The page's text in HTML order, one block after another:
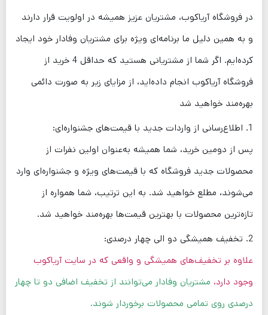
در فروشگاه آریاکوب، مشتریان عزیز همیشه در اولویت قرار دارند
و به همین دلیل ما برنامه‌ای ویژه برای مشتریان وفادار خود ایجاد
کرده‌ایم. اگر شما از مشتریانی هستید که حداقل 4 خرید از
فروشگاه آریاکوب انجام داده‌اید، از مزایای زیر به صورت دائمی
بهره‌مند خواهید شد
1. اطلاع‌رسانی از واردات جدید با قیمت‌های جشنواره‌ای:
پس از دومین خرید، شما همیشه به‌عنوان اولین نفرات از
محصولات جدید فروشگاه که با قیمت‌های ویژه و جشنواره‌ای وارد
می‌شوند، مطلع خواهید شد. به این ترتیب، شما همواره از
تازه‌ترین محصولات با بهترین قیمت‌ها بهره‌مند خواهید شد.
2. تخفیف همیشگی دو الی چهار درصدی:
علاوه بر تخفیف‌های همیشگی و واقعی که در سایت آریاکوب
وجود دارد، مشتریان وفادار می‌توانند از تخفیف اضافی دو تا چهار
درصدی روی تمامی محصولات برخوردار شوند.